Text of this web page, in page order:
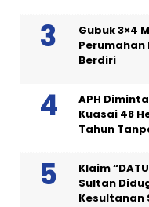
Gubuk 3×4
Berdiri
APH
Kuasai 48
Tahun
Klaim
Sultan
Kesultanan